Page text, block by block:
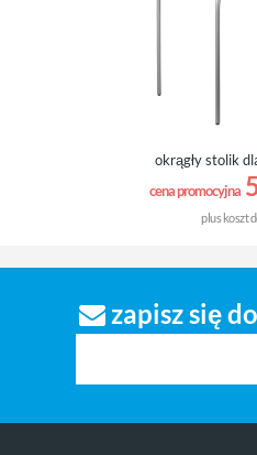
okrągły stolik
cena promocyjna
plus koszt
zapisz się